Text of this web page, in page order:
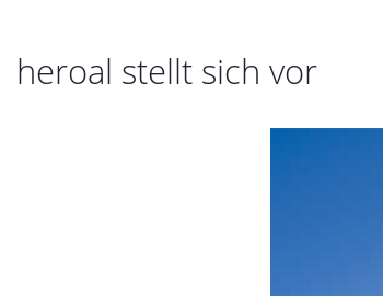
heroal stellt sich vor